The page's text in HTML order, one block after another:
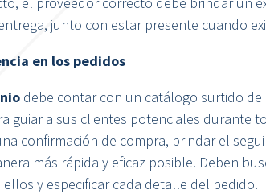
junto con estar presente cuando
en los pedidos
debe contar con un catálogo surtido
guiar a sus clientes potenciales durante
confirmación de compra, brindar el
más rápida y eficaz posible. Deben
y especificar cada detalle del pedido.